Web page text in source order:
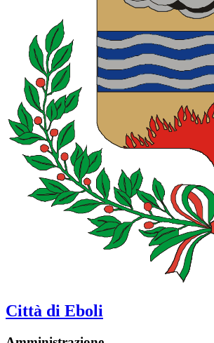
Città di Eboli